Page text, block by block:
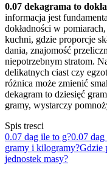
0.07 dekagrama to
informacja jest
dokładności w
kuchni, gdzie proporcje
dania, znajomość
niepotrzebnym stratom.
delikatnych ciast czy
różnica może zmienić
dekagram to dziesięć
gramy, wystarczy
Spis tresci
0.07 dag ile to g?0.07
gramy i kilogramy?Gdzie
jednostek masy?